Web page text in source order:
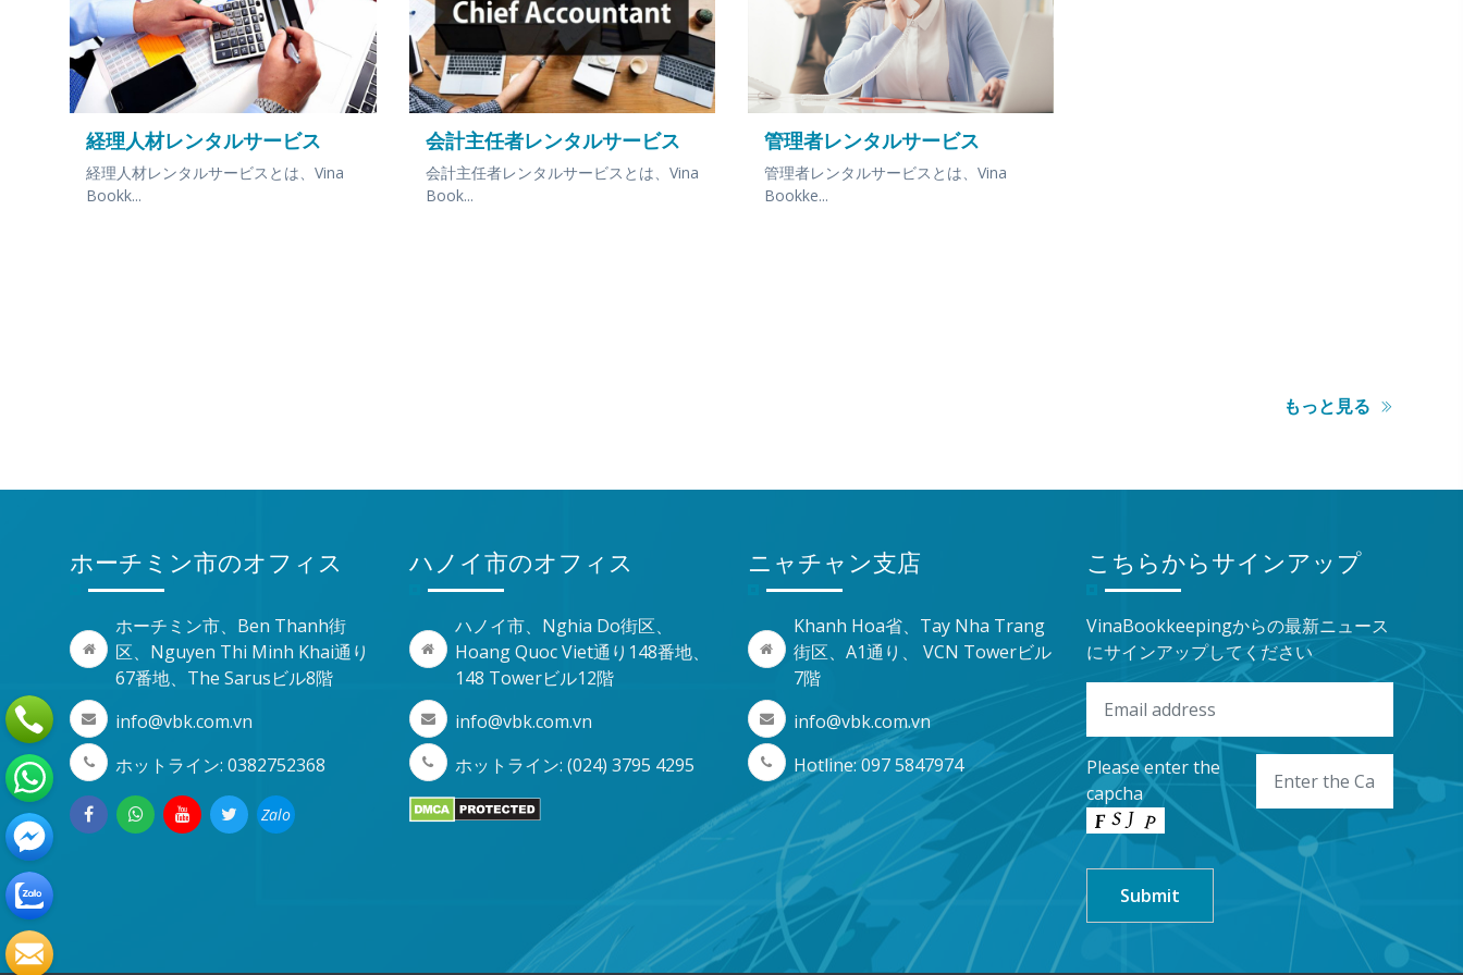
経理人材レンタルサービス
経理人材レンタルサービスとは、Vina
Bookk...
会計主任者レンタルサービス
会計主任者レンタルサービスとは、Vina
Book...
管理者レンタルサービス
管理者レンタルサービスとは、Vina
Bookke...
もっと見る
ホーチミン市のオフィス
ホーチミン市、Ben Thanh街
区、Nguyen Thi Minh Khai通り
67番地、The Sarusビル8階
info@vbk.com.vn
ホットライン: 0382752368
Zalo
ハノイ市のオフィス
ハノイ市、Nghia Do街区、
Hoang Quoc Viet通り148番地、
148 Towerビル12階
info@vbk.com.vn
ホットライン: (024) 3795 4295
ニャチャン支店
Khanh Hoa省、Tay Nha Trang
街区、A1通り、 VCN Towerビル
7階
info@vbk.com.vn
Hotline: 097 5847974
こちらからサインアップ
VinaBookkeepingからの最新ニュース
にサインアップしてください
Please enter the
capcha